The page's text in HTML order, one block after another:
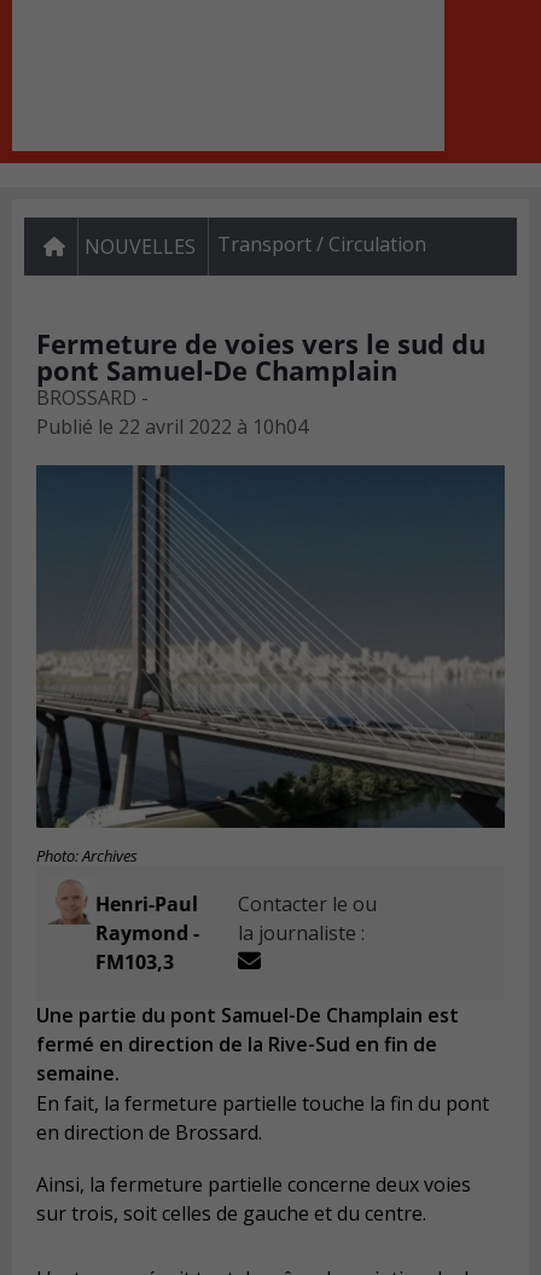
NOUVELLES Transport / Circulation
Fermeture de voies vers le sud du
pont Samuel-De Champlain
BROSSARD -
Publié le 22 avril 2022 à 10h04
Photo: Archives
Henri-Paul
Raymond -
FM103,3
Contacter le ou
la journaliste :
Une partie du pont Samuel-De Champlain est
fermé en direction de la Rive-Sud en fin de
semaine.
En fait, la fermeture partielle touche la fin du pont
en direction de Brossard.
Ainsi, la fermeture partielle concerne deux voies
sur trois, soit celles de gauche et du centre.